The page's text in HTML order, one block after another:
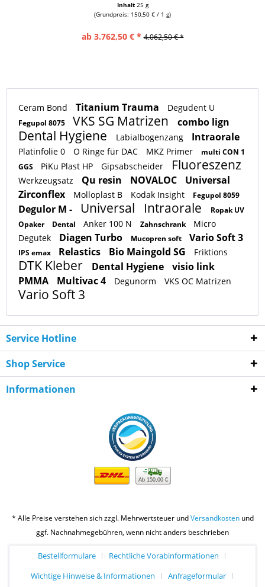
Inhalt 25 g
(Grundpreis: 150,50 € / 1 g)
ab 3.762,50 € * 4.062,50 € *
Ceram Bond Titanium Trauma Degudent U
Fegupol 8075 VKS SG Matrizen combo lign
Dental Hygiene Labialbogenzang Intraorale
Platinfolie 0 O Ringe für DAC MKZ Primer
multi CON 1
GGS
PiKu Plast HP Gipsabscheider Fluoreszenz
Werkzeugsatz Qu resin NOVALOC
Universal
Zirconflex
Molloplast B Kodak Insight Fegupol 8059
Degulor M - Universal Intraorale
Ropak UV
Opaker
Dental Anker 100 N Zahnschrank
Micro
Degutek
Diagen Turbo Mucopren soft Vario Soft 3
IPS emax Relastics Bio Maingold SG Friktions
DTK Kleber Dental Hygiene
visio link
PMMA
Multivac 4 Degunorm VKS OC Matrizen
Vario Soft 3
Service Hotline
Shop Service
Informationen
Ab 150,00 €
* Alle Preise verstehen sich zzgl. Mehrwertsteuer undVersandkostenund
ggf. Nachnahmegebühren, wenn nicht anders beschrieben
Bestellformulare
Rechtliche Vorabinformationen
Wichtige Hinweise & Informationen
Anfrageformular